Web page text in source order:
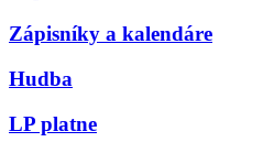
Zápisníky a kalendáre
Hudba
LP platne